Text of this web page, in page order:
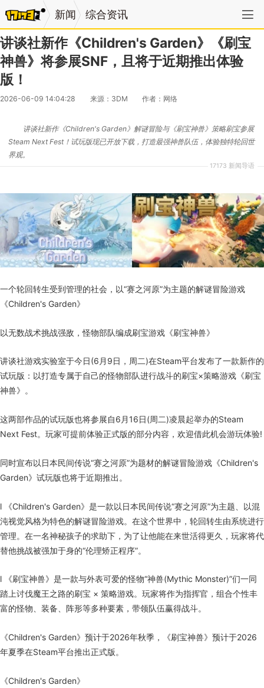
新闻 综合资讯
讲谈社新作《Children's Garden》《刷宝
神兽》将参展SNF，且将于近期推出体验
版！
2026-06-09 14:04:28 来源：3DM 作者：网络
17173 新闻导语
讲谈社新作《Children's Garden》解谜冒险与《刷宝神兽》策略刷宝参展
Steam Next Fest！试玩版现已开放下载，打造最强神兽队伍，体验独特轮回世
界观。
一个轮回转生受到管理的社会，以“赛之河原”为主题的解谜冒险游戏
《Children's Garden》
以无数战术挑战强敌，怪物部队编成刷宝游戏《刷宝神兽》
讲谈社游戏实验室于今日(6月9日，周二)在Steam平台发布了一款新作的
试玩版：以打造专属于自己的怪物部队进行战斗的刷宝×策略游戏《刷宝
神兽》。
这两部作品的试玩版也将参展自6月16日(周二)凌晨起举办的Steam
Next Fest。玩家可提前体验正式版的部分内容，欢迎借此机会游玩体验!
同时宣布以日本民间传说“赛之河原”为题材的解谜冒险游戏《Children's
Garden》试玩版也将于近期推出。
l 《Children's Garden》是一款以日本民间传说“赛之河原”为主题、以混
沌视觉风格为特色的解谜冒险游戏。在这个世界中，轮回转生由系统进行
管理。在一名神秘孩子的求助下，为了让他能在来世活得更久，玩家将代
替他挑战被强加于身的“伦理矫正程序”。
l 《刷宝神兽》是一款与外表可爱的怪物“神兽(Mythic Monster)”们一同
踏上讨伐魔王之路的刷宝 × 策略游戏。玩家将作为指挥官，组合个性丰
富的怪物、装备、阵形等多种要素，带领队伍赢得战斗。
《Children's Garden》预计于2026年秋季，《刷宝神兽》预计于2026
年夏季在Steam平台推出正式版。
《Children's Garden》